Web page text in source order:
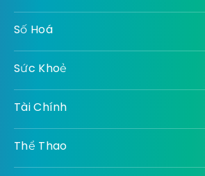
Số Hoá
Sức Khoẻ
Tài Chính
Thể Thao